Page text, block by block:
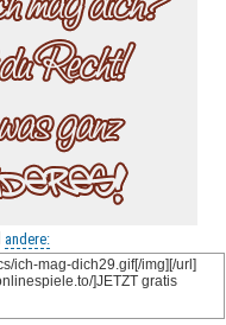
andere: